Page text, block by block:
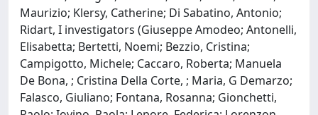
Maurizio; Klersy, Catherine; Di Sabatino, Antonio;
Ridart, I investigators (Giuseppe Amodeo; Antonelli,
Elisabetta; Bertetti, Noemi; Bezzio, Cristina;
Campigotto, Michele; Caccaro, Roberta; Manuela
De Bona, ; Cristina Della Corte, ; Maria, G Demarzo;
Falasco, Giuliano; Fontana, Rosanna; Gionchetti,